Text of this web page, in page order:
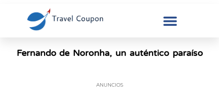
Fernando de Noronha, un auténtico paraíso
ANUNCIOS